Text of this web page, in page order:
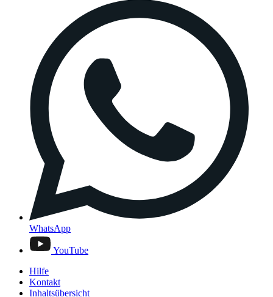
WhatsApp
YouTube
Hilfe
Kontakt
Inhaltsübersicht